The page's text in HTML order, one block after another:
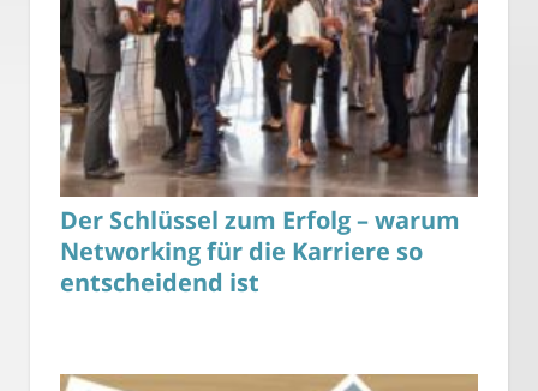
Der Schlüssel zum Erfolg – warum
Networking für die Karriere so
entscheidend ist